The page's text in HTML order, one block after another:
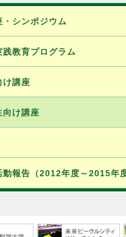
・シンポジウム
践教育プログラム
け講座
向け講座
動報告（2012年度～2015年度